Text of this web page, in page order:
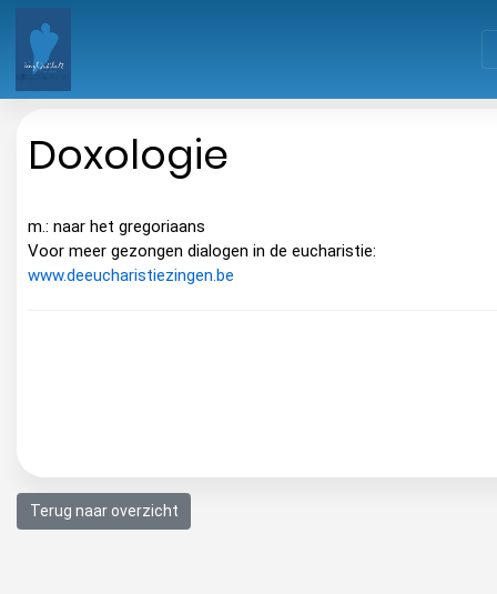
Doxologie
m.: naar het gregoriaans
Voor meer gezongen dialogen in de eucharistie:
www.deeucharistiezingen.be
Terug naar overzicht